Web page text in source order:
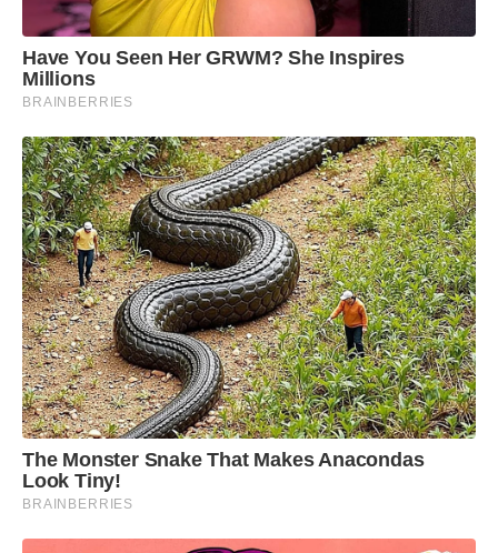
Have You Seen Her GRWM? She Inspires
Millions
BRAINBERRIES
The Monster Snake That Makes Anacondas
Look Tiny!
BRAINBERRIES